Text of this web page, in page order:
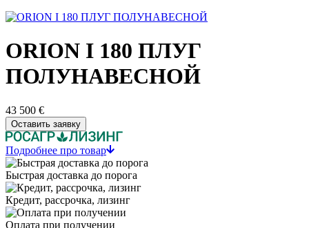
ORION I 180 ПЛУГ
ПОЛУНАВЕСНОЙ
43 500 €
Оставить заявку
Подробнее про товар
Быстрая доставка до порога
Кредит, рассрочка, лизинг
Оплата при получении